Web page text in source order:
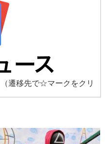
（遷移先で☆マークをクリ